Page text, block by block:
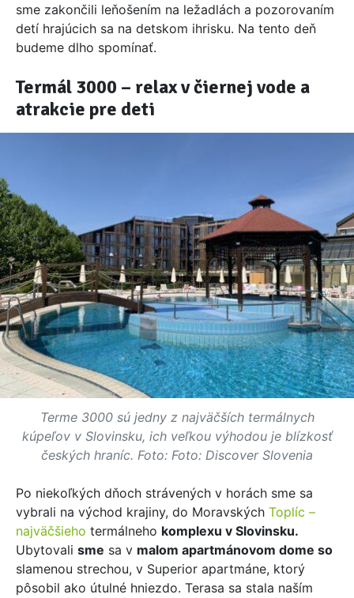
sme zakončili leňošením na ležadlách a pozorovaním
detí hrajúcich sa na detskom ihrisku. Na tento deň
budeme dlho spomínať.
Termál 3000 – relax v čiernej vode a
atrakcie pre deti
Terme 3000 sú jedny z najväčších termálnych
kúpeľov v Slovinsku, ich veľkou výhodou je blízkosť
českých hraníc. Foto: Foto: Discover Slovenia
Po niekoľkých dňoch strávených v horách sme sa
vybrali na východ krajiny, do Moravských Toplíc –
najväčšieho termálneho komplexu v Slovinsku.
Ubytovali sme sa v malom apartmánovom dome so
slamenou strechou, v Superior apartmáne, ktorý
pôsobil ako útulné hniezdo. Terasa sa stala naším